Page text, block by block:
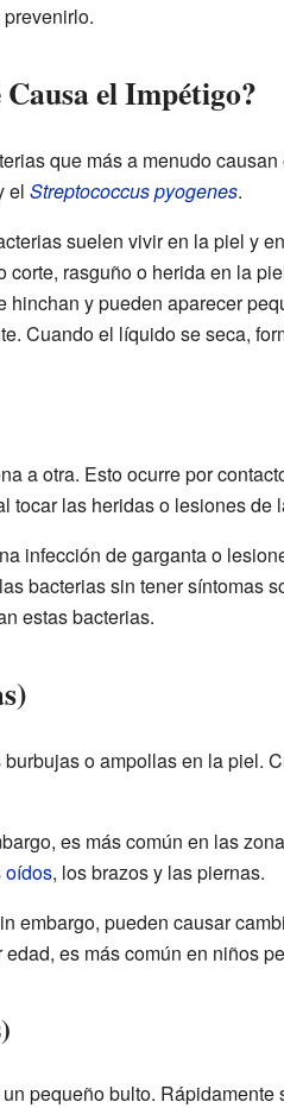
Causa el Impétigo?
que más a menudo
el Streptococcus pyogenes.
suelen vivir en la piel y
corte, rasguño o herida en la
y pueden aparecer
Cuando el líquido se seca,
a otra. Esto ocurre por
las heridas o lesiones de
infección de garganta o
bacterias sin tener síntomas
estas bacterias.
o ampollas en la piel.
es más común en las
oídos, los brazos y las piernas.
embargo, pueden causar
es más común en niños
pequeño bulto.